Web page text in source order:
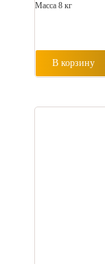
Масса 8 кг
В корзину